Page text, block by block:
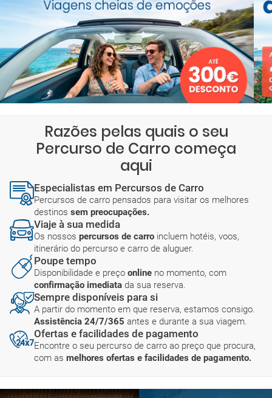
Razões pelas quais o seu
Percurso de Carro começa
aqui
Especialistas em Percursos de Carro
Percursos de carro pensados para visitar os melhores
destinos sem preocupações.
Viaje à sua medida
Os nossos percursos de carro incluem hotéis, voos,
itinerário do percurso e carro de aluguer.
Poupe tempo
Disponibilidade e preço online no momento, com
confirmação imediata da sua reserva.
Sempre disponíveis para si
A partir do momento em que reserva, estamos consigo.
Assistência 24/7/365 antes e durante a sua viagem.
Ofertas e facilidades de pagamento
Encontre o seu percurso de carro ao preço que procura,
com as melhores ofertas e facilidades de pagamento.